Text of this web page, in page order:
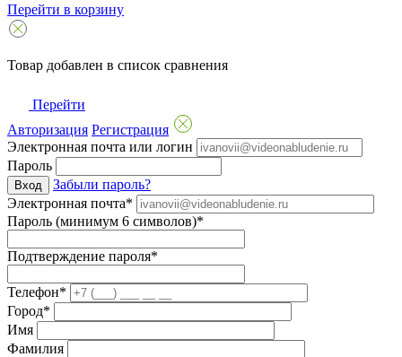
Перейти в корзину
Товар добавлен в список сравнения
Перейти
Авторизация Регистрация
Электронная почта или логин
Пароль
Вход
Забыли пароль?
Электронная почта*
Пароль (минимум 6 символов)*
Подтверждение пароля*
Телефон*
Город*
Имя
Фамилия